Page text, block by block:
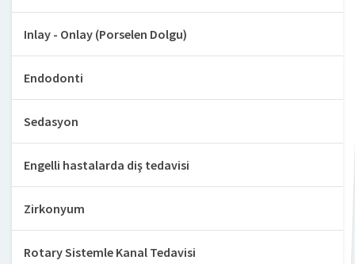
Inlay - Onlay (Porselen Dolgu)
Endodonti
Sedasyon
Engelli hastalarda diş tedavisi
Zirkonyum
Rotary Sistemle Kanal Tedavisi